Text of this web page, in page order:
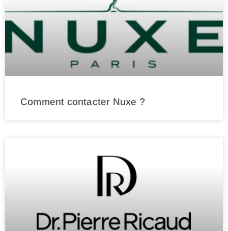
Comment contacter Nuxe ?